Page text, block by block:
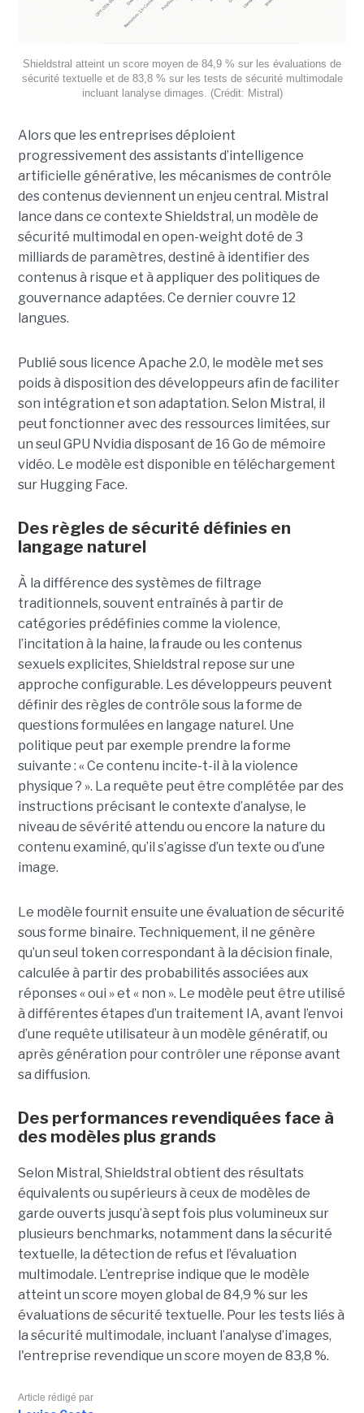
Shieldstral atteint un score moyen de 84,9 % sur les évaluations de
sécurité textuelle et de 83,8 % sur les tests de sécurité multimodale
incluant lanalyse dimages. (Crédit: Mistral)
Alors que les entreprises déploient
progressivement des assistants d’intelligence
artificielle générative, les mécanismes de contrôle
des contenus deviennent un enjeu central. Mistral
lance dans ce contexte Shieldstral, un modèle de
sécurité multimodal en open-weight doté de 3
milliards de paramètres, destiné à identifier des
contenus à risque et à appliquer des politiques de
gouvernance adaptées. Ce derniercouvre 12
langues.
Publié sous licence Apache 2.0, le modèle met ses
poids à disposition des développeurs afin de faciliter
son intégration et son adaptation. Selon Mistral, il
peut fonctionner avec des ressources limitées, sur
un seul GPU Nvidia disposant de 16 Go de mémoire
vidéo. Le modèle est disponible en téléchargement
sur Hugging Face.
Des règles de sécurité définies en
langage naturel
À la différence des systèmes de filtrage
traditionnels, souvent entraînés à partir de
catégories prédéfinies comme la violence,
l’incitation à la haine, la fraude ou les contenus
sexuels explicites, Shieldstral repose sur une
approche configurable. Les développeurs peuvent
définir des règles de contrôle sous la forme de
questions formulées en langage naturel. Une
politique peut par exemple prendre la forme
suivante : « Ce contenu incite-t-il à la violence
physique ? ». La requête peut être complétée par des
instructions précisant le contexte d’analyse, le
niveau de sévérité attendu ou encore la nature du
contenu examiné, qu’il s’agisse d’un texte ou d’une
image.
Le modèle fournit ensuite une évaluation de sécurité
sous forme binaire. Techniquement, il ne génère
qu’un seul token correspondant à la décision finale,
calculée à partir des probabilités associées aux
réponses « oui » et « non ». Le modèle peut être utilisé
à différentes étapes d’un traitement IA, avant l’envoi
d’une requête utilisateur à un modèle génératif, ou
après génération pour contrôler une réponse avant
sa diffusion.
Des performances revendiquées face à
des modèles plus grands
Selon Mistral, Shieldstral obtient des résultats
équivalents ou supérieurs à ceux de modèles de
garde ouverts jusqu’à sept fois plus volumineux sur
plusieurs benchmarks, notamment dans la sécurité
textuelle, la détection de refus et l’évaluation
multimodale. L’entreprise indique que le modèle
atteint un score moyen global de 84,9 % sur les
évaluations de sécurité textuelle. Pour les tests liés à
la sécurité multimodale, incluant l’analyse d’images,
l'entreprise revendique un score moyen de 83,8 %.
Article rédigé par